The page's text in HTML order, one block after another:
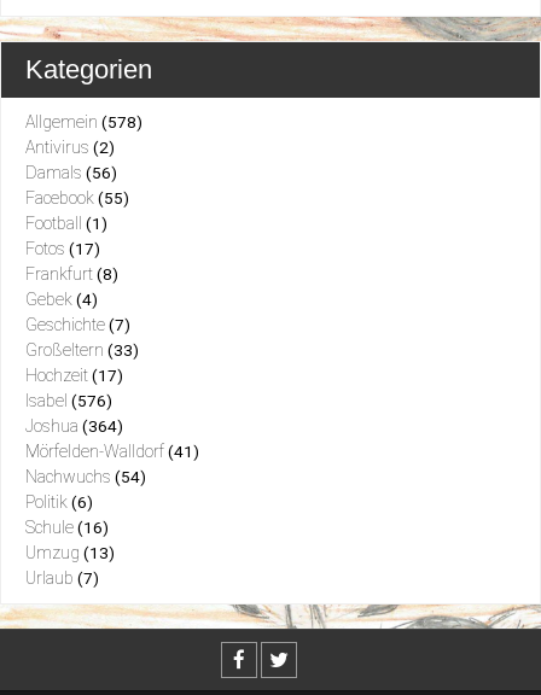
Kategorien
Allgemein (578)
Antivirus (2)
Damals (56)
Facebook (55)
Football (1)
Fotos (17)
Frankfurt (8)
Gebek (4)
Geschichte (7)
Großeltern (33)
Hochzeit (17)
Isabel (576)
Joshua (364)
Mörfelden-Walldorf (41)
Nachwuchs (54)
Politik (6)
Schule (16)
Umzug (13)
Urlaub (7)